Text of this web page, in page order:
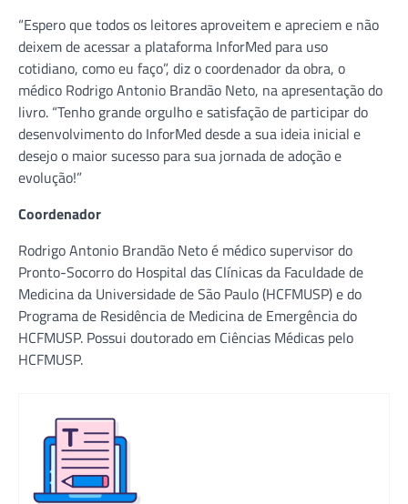
“Espero que todos os leitores aproveitem e apreciem e não
deixem de acessar a plataforma InforMed para uso
cotidiano, como eu faço”, diz o coordenador da obra, o
médico Rodrigo Antonio Brandão Neto, na apresentação do
livro. “Tenho grande orgulho e satisfação de participar do
desenvolvimento do InforMed desde a sua ideia inicial e
desejo o maior sucesso para sua jornada de adoção e
evolução!”
Coordenador
Rodrigo Antonio Brandão Neto é médico supervisor do
Pronto-Socorro do Hospital das Clínicas da Faculdade de
Medicina da Universidade de São Paulo (HCFMUSP) e do
Programa de Residência de Medicina de Emergência do
HCFMUSP. Possui doutorado em Ciências Médicas pelo
HCFMUSP.